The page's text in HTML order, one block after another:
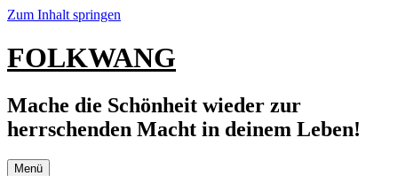
Zum Inhalt springen
FOLKWANG
Mache die Schönheit wieder zur
herrschenden Macht in deinem Leben!
Menü